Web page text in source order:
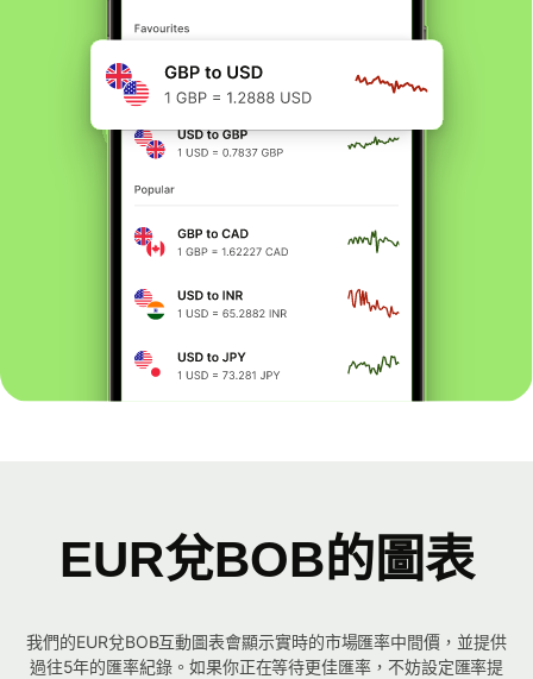
EUR兌BOB的圖表
我們的EUR兌BOB互動圖表會顯示實時的市場匯率中間價，並提供
過往5年的匯率紀錄。如果你正在等待更佳匯率，不妨設定匯率提